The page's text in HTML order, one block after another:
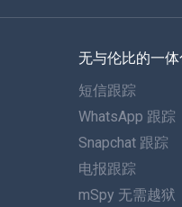
无与伦比的一
短信跟踪
WhatsApp 跟踪
Snapchat 跟踪
电报跟踪
mSpy 无需越狱